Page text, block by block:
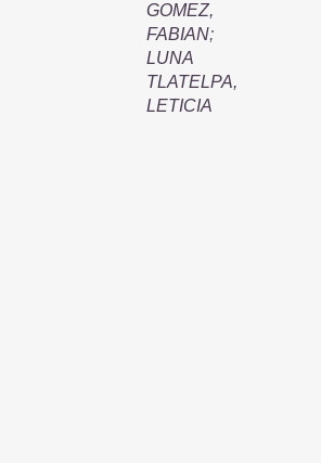
GOMEZ,
FABIAN;
LUNA
TLATELPA,
LETICIA